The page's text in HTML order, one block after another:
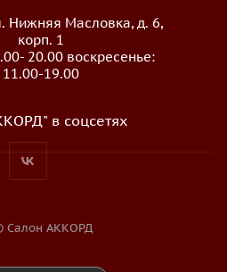
Нижняя Масловка, д. 6,
корп. 1
20.00 воскресенье:
11.00-19.00
в соцсетях
Салон АККОРД